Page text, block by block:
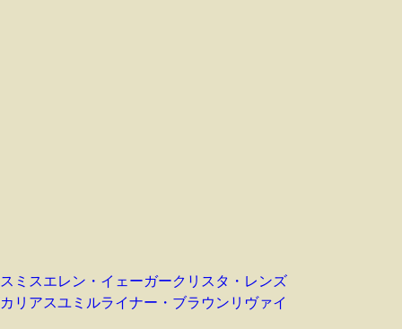
ミスエレン・イェーガークリスタ・レンズ
リアスユミルライナー・ブラウン リヴァイ